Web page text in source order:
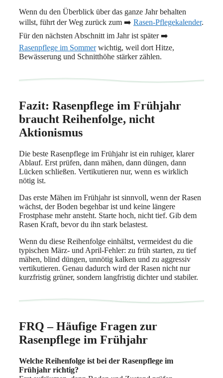
Wenn du den Überblick über das ganze Jahr behalten
willst, führt der Weg zurück zum ➡️ Rasen-Pflegekalender.
Für den nächsten Abschnitt im Jahr ist später ➡️
Rasenpflege im Sommerwichtig, weil dort Hitze,
Bewässerung und Schnitthöhe stärker zählen.
Fazit: Rasenpflege im Frühjahr
braucht Reihenfolge, nicht
Aktionismus
Die beste Rasenpflege im Frühjahr ist ein ruhiger, klarer
Ablauf. Erst prüfen, dann mähen, dann düngen, dann
Lücken schließen. Vertikutieren nur, wenn es wirklich
nötig ist.
Das erste Mähen im Frühjahr ist sinnvoll, wenn der Rasen
wächst, der Boden begehbar ist und keine längere
Frostphase mehr ansteht. Starte hoch, nicht tief. Gib dem
Rasen Kraft, bevor du ihn stark belastest.
Wenn du diese Reihenfolge einhältst, vermeidest du die
typischen März- und April-Fehler: zu früh starten, zu tief
mähen, blind düngen, unnötig kalken und zu aggressiv
vertikutieren. Genau dadurch wird der Rasen nicht nur
kurzfristig grüner, sondern langfristig dichter und stabiler.
FRQ – Häufige Fragen zur
Rasenpflege im Frühjahr
Welche Reihenfolge ist bei der Rasenpflege im
Frühjahr richtig?